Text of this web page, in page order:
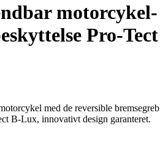
motorcykel-
Pro-Tect
med de reversible bremsegreb
B-Lux, innovativt design garanteret.